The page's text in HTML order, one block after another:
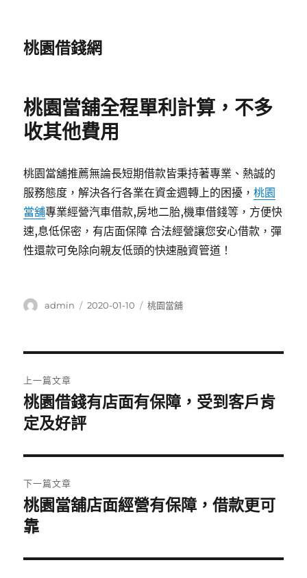
桃園借錢網
桃園當舖全程單利計算，不多
收其他費用
桃園當舖推薦無論長短期借款皆秉持著專業、熱誠的
服務態度，解決各行各業在資金週轉上的困擾，桃園
當舖專業經營汽車借款,房地二胎,機車借錢等，方便快
速,息低保密，有店面保障 合法經營讓您安心借款，彈
性還款可免除向親友低頭的快速融資管道！
作
admin
發
2020-01-10
分
桃園當舖
章
導
覽
上一篇文章
上
一
文
章:
桃園借錢有店面有保障，受到客戶肯
定及好評
下一篇文章
下
一
文
桃園當舖店面經營有保障，借款更可
靠